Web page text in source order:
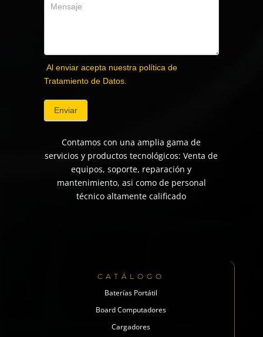
Al enviar acepta nuestra política de
Tratamiento de Datos.
Enviar
Contamos con una amplia gama de
servicios y productos tecnológicos: Venta de
equipos, soporte, reparación y
mantenimiento, asi como de personal
técnico altamente calificado
CATÁLOGO
Baterías Portátil
Board Computadores
Cargadores